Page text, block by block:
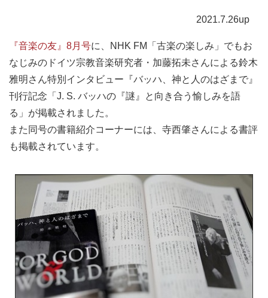
2021.7.26up
『音楽の友』8月号に、NHK FM「古楽の楽しみ」でもお
なじみのドイツ宗教音楽研究者・加藤拓未さんによる鈴木
雅明さん特別インタビュー『バッハ、神と人のはざまで』
刊行記念「J. S. バッハの『謎』と向き合う愉しみを語
る」が掲載されました。
また同号の書籍紹介コーナーには、寺西肇さんによる書評
も掲載されています。